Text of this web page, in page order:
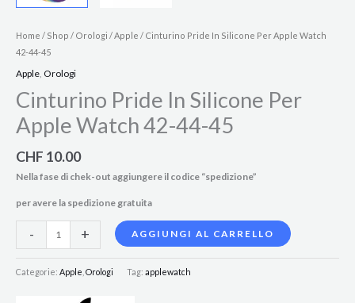
Home / Shop / Orologi /Apple / Cinturino Pride In Silicone Per Apple Watch
42-44-45
Apple Orologi
Cinturino Pride In Silicone Per
Apple Watch 42-44-45
CHF 10.00
Nella fase di chek-out aggiungere il codice “spedizione”
per avere la spedizione gratuita
- + AGGIUNGI AL CARRELLO
Categorie: Apple Orologi Tag: applewatch